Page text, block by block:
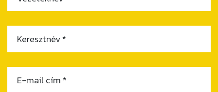
Keresztnév *
E-mail cím *